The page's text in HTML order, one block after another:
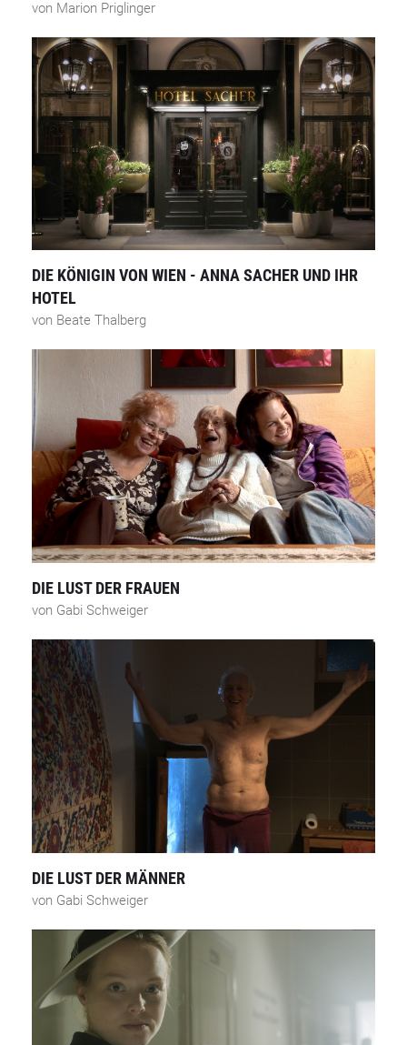
von Marion Priglinger
DIE KÖNIGIN VON WIEN - ANNA SACHER UND IHR
HOTEL
von Beate Thalberg
DIE LUST DER FRAUEN
von Gabi Schweiger
DIE LUST DER MÄNNER
von Gabi Schweiger